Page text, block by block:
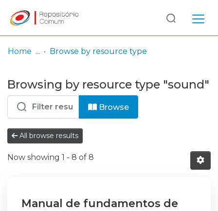
& Collections
Browse repository
Entities
Log
In
(current)
Home Browse by resource type
Browsing by resource type "sound"
Browse
All browse results
Now showing 1 - 8 of 8
Manual de fundamentos de